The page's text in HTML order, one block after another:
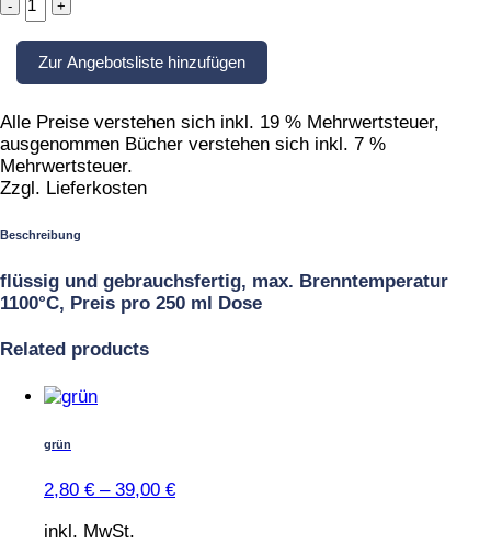
1020°
1100°
quantity
Zur Angebotsliste hinzufügen
Alle Preise verstehen sich inkl. 19 % Mehrwertsteuer,
ausgenommen Bücher verstehen sich inkl. 7 %
Mehrwertsteuer.
Zzgl. Lieferkosten
Beschreibung
flüssig und gebrauchsfertig, max. Brenntemperatur
1100°C, Preis pro 250 ml Dose
Related products
Dieses
Varianten
auf.
Die
grün
2,80 € – 39,00 €
inkl. MwSt.